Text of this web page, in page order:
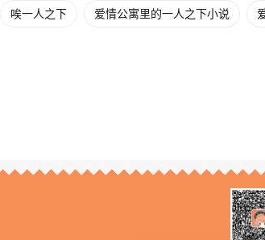
唉一人之下 爱情公寓里的一人之下小说